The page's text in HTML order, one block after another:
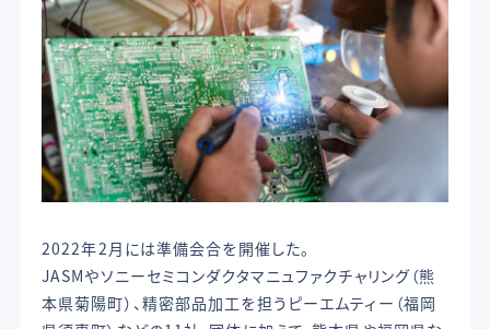
2022年2月には準備会合を開催した。
JASMやソニーセミコンダクタマニュファクチャリング（熊
本県菊陽町）、精密部品加工を担うピーエムティー（福岡